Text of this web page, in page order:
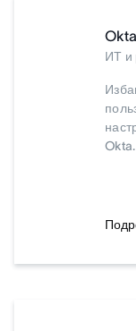
Okta
ИТ и
Okta.